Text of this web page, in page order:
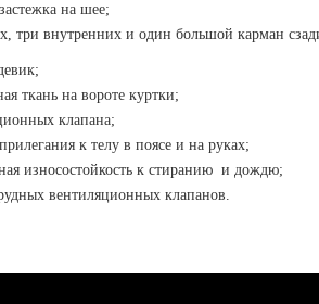
на шее;
три внутренних и один большой карман
ткань на вороте куртки;
клапана;
к телу в поясе и на руках;
износостойкость к стиранию и дождю;
вентиляционных клапанов.